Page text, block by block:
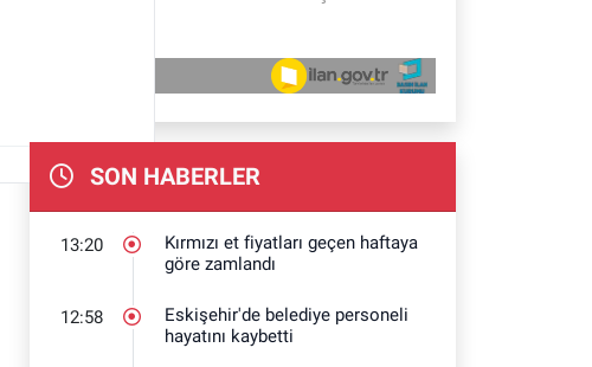
SON HABERLER
13:20
Kırmızı et fiyatları geçen haftaya
göre zamlandı
12:58
Eskişehir'de belediye personeli
hayatını kaybetti